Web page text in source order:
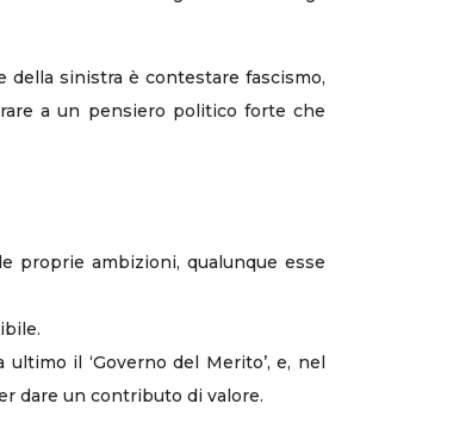
sinistra è contestare fascismo,
a un pensiero politico forte che
proprie ambizioni, qualunque esse
il ‘Governo del Merito’, e, nel
dare un contributo di valore.